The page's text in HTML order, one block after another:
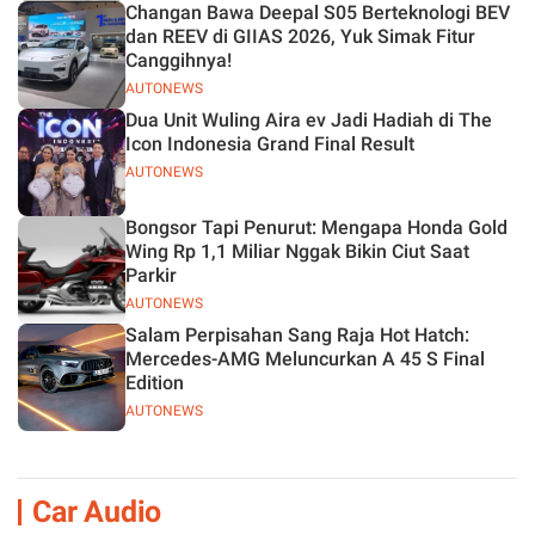
AUTONEWS
Changan Bawa Deepal S05 Berteknologi BEV
dan REEV di GIIAS 2026, Yuk Simak Fitur
Canggihnya!
AUTONEWS
Dua Unit Wuling Aira ev Jadi Hadiah di The
Icon Indonesia Grand Final Result
AUTONEWS
Bongsor Tapi Penurut: Mengapa Honda Gold
Wing Rp 1,1 Miliar Nggak Bikin Ciut Saat
Parkir
AUTONEWS
Salam Perpisahan Sang Raja Hot Hatch:
Mercedes-AMG Meluncurkan A 45 S Final
Edition
Car Audio